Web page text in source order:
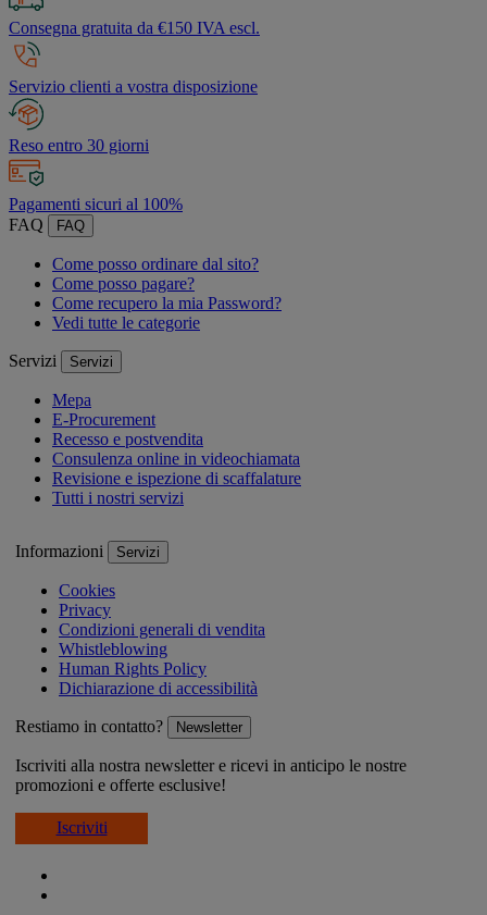
Consegna gratuita da €150 IVA escl.
Servizio clienti a vostra disposizione
Reso entro 30 giorni
Pagamenti sicuri al 100%
FAQ
FAQ
Come posso ordinare dal sito?
Come posso pagare?
Come recupero la mia Password?
Vedi tutte le categorie
Servizi Servizi
Mepa
E-Procurement
Recesso e postvendita
Consulenza online in videochiamata
Revisione e ispezione di scaffalature
Tutti i nostri servizi
Informazioni Servizi
Cookies
Privacy
Condizioni generali di vendita
Whistleblowing
Human Rights Policy
Dichiarazione di accessibilità
Restiamo in contatto? Newsletter
Iscriviti alla nostra newsletter e ricevi in anticipo le nostre
promozioni e offerte esclusive!
Iscriviti